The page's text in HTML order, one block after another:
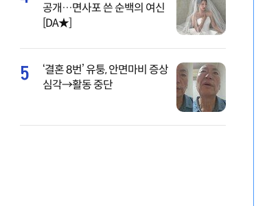
공개…면사포 쓴 순백의 여신
[DA★]
5
‘결혼 8번’ 유퉁, 안면마비 증상
심각→활동 중단